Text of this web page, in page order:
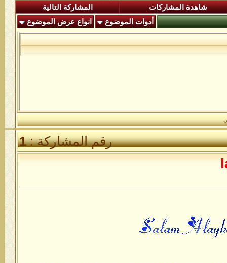
شاهدة المشاركات
المشاركة التالية
أدوات الموضوع
انواع عرض الموضوع
رقم المشاركة :1